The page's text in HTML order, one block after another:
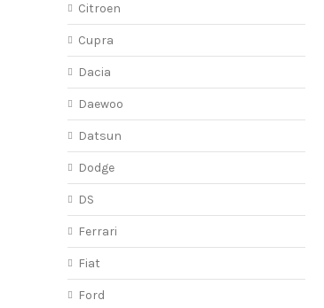
Citroen
Cupra
Dacia
Daewoo
Datsun
Dodge
DS
Ferrari
Fiat
Ford